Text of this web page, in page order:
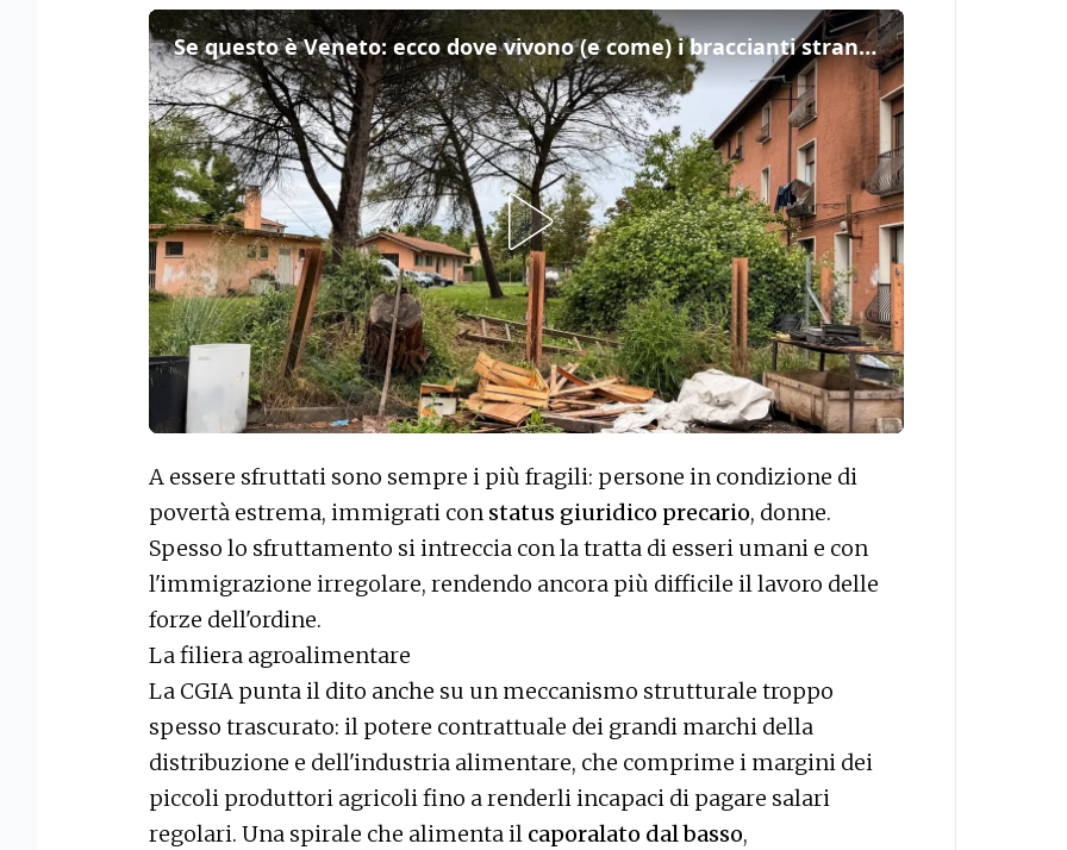
Se questo è Veneto: ecco dove vivono (e come) i braccianti stranieri
A essere sfruttati sono sempre i più fragili: persone in condizione di
povertà estrema, immigrati con status giuridico precario, donne.
Spesso lo sfruttamento si intreccia con la tratta di esseri umani e con
l'immigrazione irregolare, rendendo ancora più difficile il lavoro delle
forze dell'ordine.
La filiera agroalimentare
La CGIA punta il dito anche su un meccanismo strutturale troppo
spesso trascurato: il potere contrattuale dei grandi marchi della
distribuzione e dell'industria alimentare, che comprime i margini dei
piccoli produttori agricoli fino a renderli incapaci di pagare salari
regolari. Una spirale che alimenta il caporalato dal basso,